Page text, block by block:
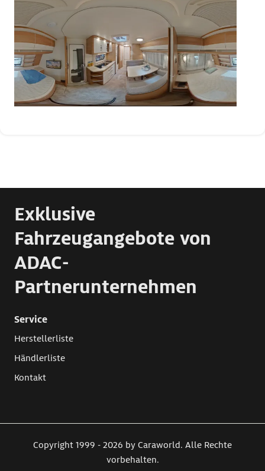
Exklusive
Fahrzeugangebote von
ADAC-
Partnerunternehmen
Service
Herstellerliste
Händlerliste
Kontakt
Copyright 1999 - 2026 by Caraworld. Alle Rechte
vorbehalten.